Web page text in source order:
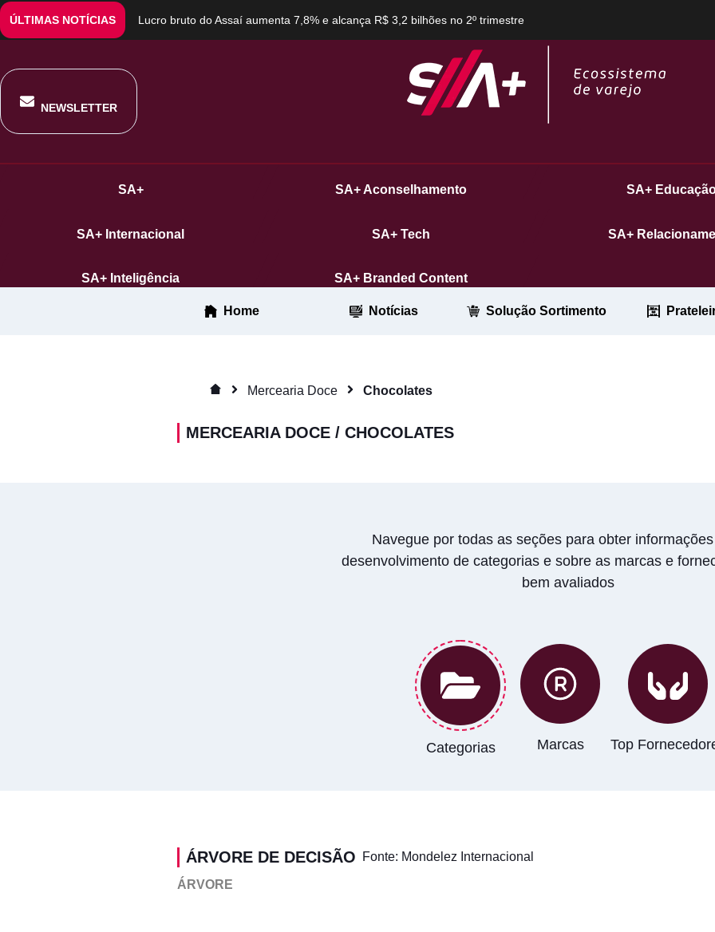
ÚLTIMAS NOTÍCIAS Lucro bruto do Assaí aumenta 7,8% e alcança R$ 3,2 bilhões no 2º trimestre
NEWSLETTER
SA+ SA+ Aconselhamento SA+
SA+ Internacional SA+ Tech SA+
SA+ Inteligência SA+ Branded Content
Home Notícias Solução Sortimento
Mercearia Doce Chocolates
MERCEARIA DOCE / CHOCOLATES
Navegue por todas as seções para obter
desenvolvimento de categorias e sobre as marcas e
bem avaliados
Categorias Marcas Top
ÁRVORE DE DECISÃO Fonte: Mondelez Internacional
ÁRVORE